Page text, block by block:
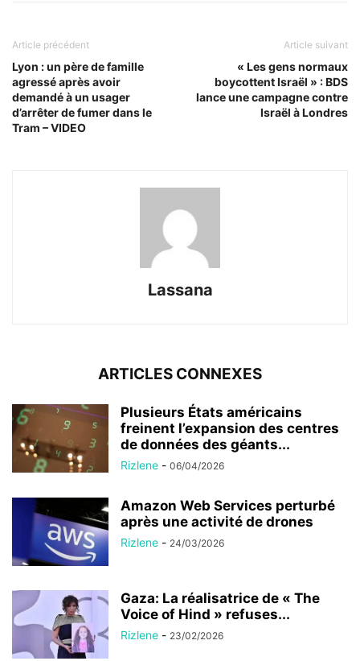
Article précédent
Lyon : un père de famille
agressé après avoir
demandé à un usager
d’arrêter de fumer dans le
Tram – VIDEO
Article suivant
« Les gens normaux
boycottent Israël » : BDS
lance une campagne contre
Israël à Londres
Lassana
ARTICLES CONNEXES
Plusieurs États américains
freinent l’expansion des centres
de données des géants...
Rizlene - 06/04/2026
Amazon Web Services perturbé
après une activité de drones
Rizlene - 24/03/2026
Gaza: La réalisatrice de « The
Voice of Hind » refuses...
Rizlene - 23/02/2026